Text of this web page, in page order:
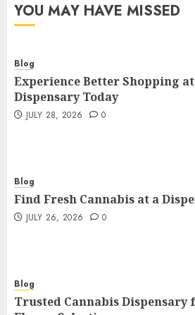
YOU MAY HAVE MISSED
Blog
Experience Better Shopping
Dispensary Today
JULY 28, 2026 0
Blog
Find Fresh Cannabis at a
JULY 26, 2026 0
Blog
Trusted Cannabis Dispensary